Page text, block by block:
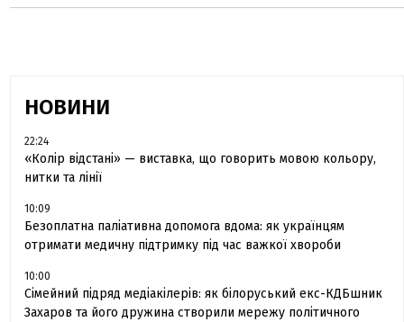
НОВИНИ
22:24
«Колір відстані» — виставка, що говорить мовою кольору,
нитки та лінії
10:09
Безоплатна паліативна допомога вдома: як українцям
отримати медичну підтримку під час важкої хвороби
10:00
Сімейний підряд медіакілерів: як білоруський екс-КДБшник
Захаров та його дружина створили мережу політичного